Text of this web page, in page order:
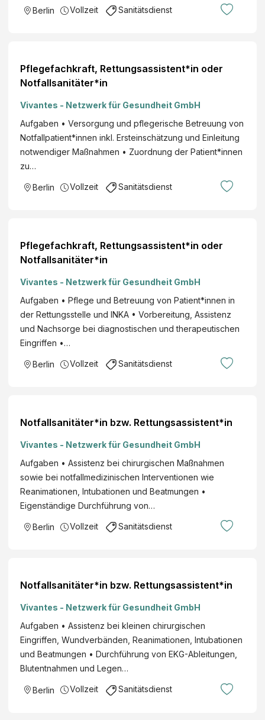
Berlin Vollzeit Sanitätsdienst
Pflegefachkraft, Rettungsassistent*in oder
Notfallsanitäter*in
Vivantes - Netzwerk für Gesundheit GmbH
Aufgaben • Versorgung und pflegerische Betreuung von
Notfallpatient*innen inkl. Ersteinschätzung und Einleitung
notwendiger Maßnahmen • Zuordnung der Patient*innen
zu…
Berlin Vollzeit Sanitätsdienst
Pflegefachkraft, Rettungsassistent*in oder
Notfallsanitäter*in
Vivantes - Netzwerk für Gesundheit GmbH
Aufgaben • Pflege und Betreuung von Patient*innen in
der Rettungsstelle und INKA • Vorbereitung, Assistenz
und Nachsorge bei diagnostischen und therapeutischen
Eingriffen •…
Berlin Vollzeit Sanitätsdienst
Notfallsanitäter*in bzw. Rettungsassistent*in
Vivantes - Netzwerk für Gesundheit GmbH
Aufgaben • Assistenz bei chirurgischen Maßnahmen
sowie bei notfallmedizinischen Interventionen wie
Reanimationen, Intubationen und Beatmungen •
Eigenständige Durchführung von…
Berlin Vollzeit Sanitätsdienst
Notfallsanitäter*in bzw. Rettungsassistent*in
Vivantes - Netzwerk für Gesundheit GmbH
Aufgaben • Assistenz bei kleinen chirurgischen
Eingriffen, Wundverbänden, Reanimationen, Intubationen
und Beatmungen • Durchführung von EKG-Ableitungen,
Blutentnahmen und Legen…
Berlin Vollzeit Sanitätsdienst